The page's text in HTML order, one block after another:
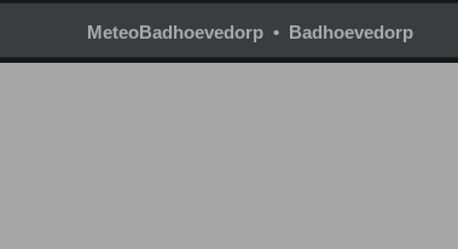
MeteoBadhoevedorp • Badhoevedorp